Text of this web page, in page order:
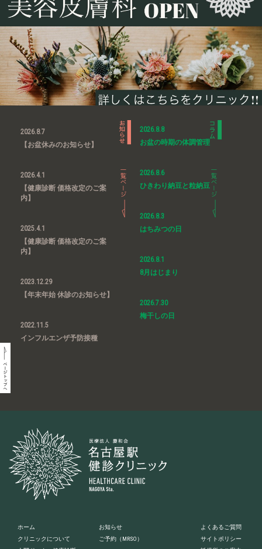
2026.8.7
【お盆休みのお知らせ】
2026.4.1
【健康診断 価格改定のご案
内】
2025.4.1
【健康診断 価格改定のご案
内】
2023.12.29
【年末年始 休診のお知らせ】
2022.11.5
インフルエンザ予防接種
2026.8.8
お盆の時期の体調管理
2026.8.6
ひきわり納豆と粒納豆
2026.8.3
はちみつの日
2026.8.1
8月はじまり
2026.7.30
梅干しの日
ホーム
クリニックについて
お知らせ
ご予約 （MRSO）
よくあるご質問
サイトポリシー